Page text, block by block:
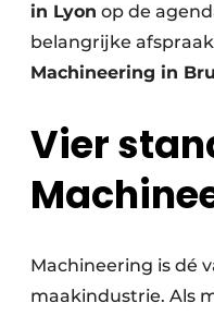
in Lyon op de
belangrijke
Machineering in
Vier
Machineering is dé
maakindustrie. Als